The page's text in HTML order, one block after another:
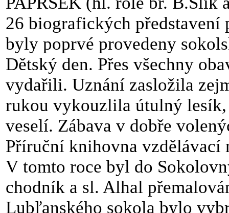
26 biografických představení
byly poprvé provedeny
Dětský den. Přes všechny
vydařili. Uznání zasložila
rukou vykouzlila útulný
veselí. Zábava v dobře
Příruční knihovna vzdělávací
V tomto roce byl do
chodník a sl. Alhal
Lubľanského sokola bylo